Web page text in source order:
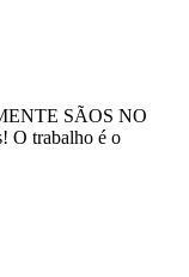
SÃOS NO
O trabalho é o